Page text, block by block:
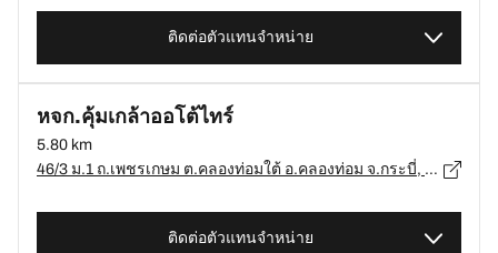
ติดต่อตัวแทนจำหน่าย
หจก.คุ้มเกล้าออโต้ไทร์
5.80 km
46/3 ม.1 ถ.เพชรเกษม ต.คลองท่อมใต้ อ.คลองท่อม จ.กระบี่, กระบี่ - 81120
ติดต่อตัวแทนจำหน่าย